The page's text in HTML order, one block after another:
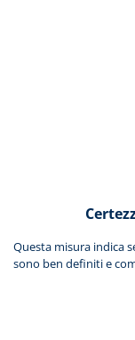
Questa misura indica
sono ben definiti e